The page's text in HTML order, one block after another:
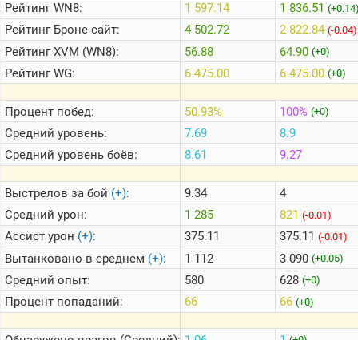
Теlegram
ВК
Портал
Мира
Танков
РейтингWN8:
РейтингБроне-сайт:
РейтингXVM (WN8):
РейтингWG:
Процент побед:
Средний уровень:
Средний уровень боёв:
Выстрелов за бой (+):
Средний урон:
Ассист урон (+):
Вытанковано в среднем (+):
Средний опыт:
Процент попаданий:
1 597.14
4 502.72
56.88
6 475.00
50.93%
7.69
8.61
9.34
1 285
375.11
1 112
580
66
1 836.51
2 822.84 (-0.04)
64.90 (+0)
6 475.00 (+0)
100% (+0)
8.9
9.27
4
821 (-0.01)
375.11 (-0.01)
3 090 (+0.05)
628 (+0)
66 (+0)